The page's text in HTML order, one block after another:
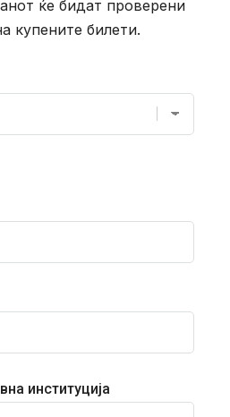
ќе бидат проверени
купените билети.
институција